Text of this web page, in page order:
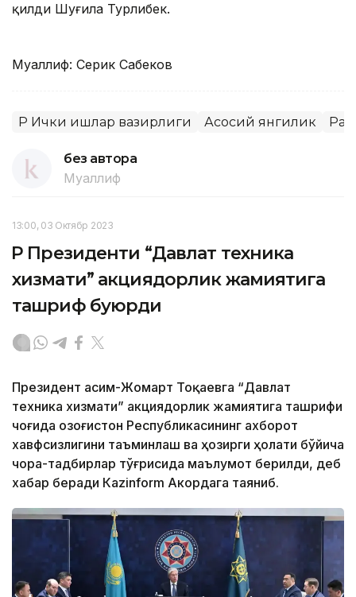
қилди Шуғила Турлибек.
Муаллиф: Серик Сабеков
ҚР Ички ишлар вазирлиги Асосий янгилик
без автора
Муаллиф
13:00, 03 Октябр 2023
ҚР Президенти “Давлат техника
хизмати” акциядорлик жамиятига
ташриф буюрди
Президент Қасим-Жомарт Тоқаевга “Давлат
техника хизмати” акциядорлик жамиятига ташрифи
чоғида Қозоғистон Республикасининг ахборот
хавфсизлигини таъминлаш ва ҳозирги ҳолати бўйича
чора-тадбирлар тўғрисида маълумот берилди, деб
хабар беради Каzinform Акордага таяниб.